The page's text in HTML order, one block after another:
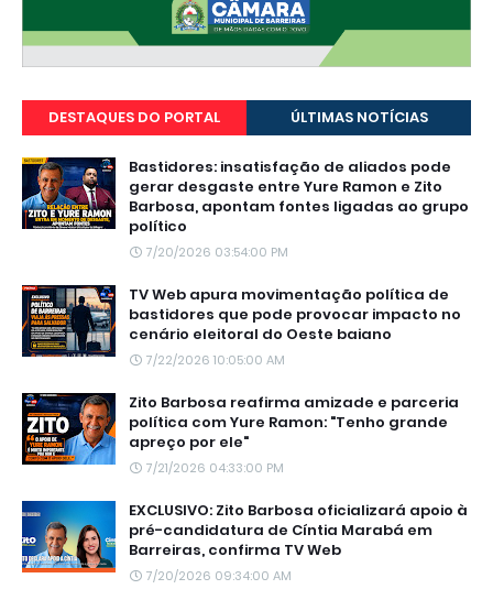
DESTAQUES DO PORTAL ÚLTIMAS NOTÍCIAS
Bastidores: insatisfação de aliados pode
gerar desgaste entre Yure Ramon e Zito
Barbosa, apontam fontes ligadas ao grupo
político
7/20/2026 03:54:00 PM
TV Web apura movimentação política de
bastidores que pode provocar impacto no
cenário eleitoral do Oeste baiano
7/22/2026 10:05:00 AM
Zito Barbosa reafirma amizade e parceria
política com Yure Ramon: "Tenho grande
apreço por ele"
7/21/2026 04:33:00 PM
EXCLUSIVO: Zito Barbosa oficializará apoio à
pré-candidatura de Cíntia Marabá em
Barreiras, confirma TV Web
7/20/2026 09:34:00 AM